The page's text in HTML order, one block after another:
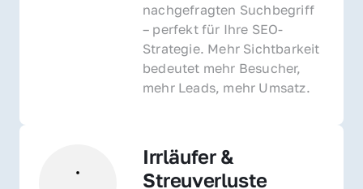
nachgefragten Suchbegriff
– perfekt für Ihre SEO-
Strategie. Mehr Sichtbarkeit
bedeutet mehr Besucher,
mehr Leads, mehr Umsatz.
Irrläufer &
Streuverluste